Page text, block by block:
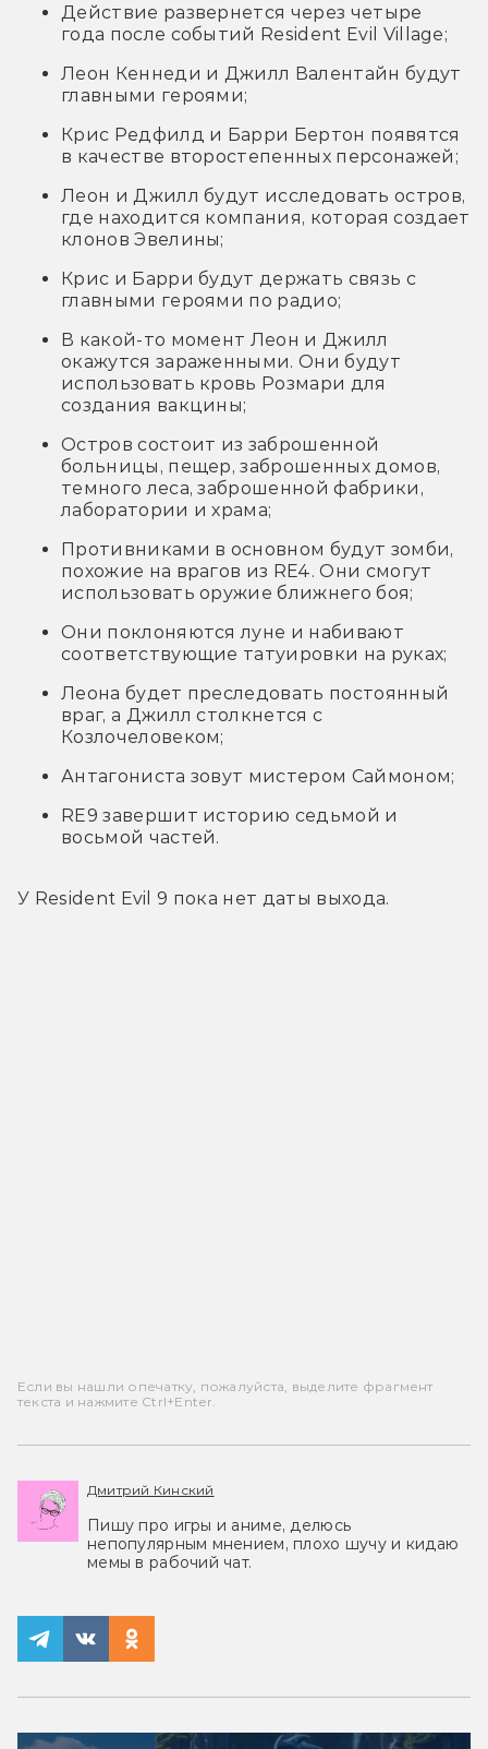
Действие развернется через четыре
года после событий Resident Evil Village;
Леон Кеннеди и Джилл Валентайн будут
главными героями;
Крис Редфилд и Барри Бертон появятся
в качестве второстепенных персонажей;
Леон и Джилл будут исследовать остров,
где находится компания, которая создает
клонов Эвелины;
Крис и Барри будут держать связь с
главными героями по радио;
В какой-то момент Леон и Джилл
окажутся зараженными. Они будут
использовать кровь Розмари для
создания вакцины;
Остров состоит из заброшенной
больницы, пещер, заброшенных домов,
темного леса, заброшенной фабрики,
лаборатории и храма;
Противниками в основном будут зомби,
похожие на врагов из RE4. Они смогут
использовать оружие ближнего боя;
Они поклоняются луне и набивают
соответствующие татуировки на руках;
Леона будет преследовать постоянный
враг, а Джилл столкнется с
Козлочеловеком;
Антагониста зовут мистером Саймоном;
RE9 завершит историю седьмой и
восьмой частей.
У Resident Evil 9 пока нет даты выхода.
Если вы нашли опечатку, пожалуйста, выделите фрагмент
текста и нажмите Ctrl+Enter.
Дмитрий Кинский
Пишу про игры и аниме, делюсь
непопулярным мнением, плохо шучу и кидаю
мемы в рабочий чат.